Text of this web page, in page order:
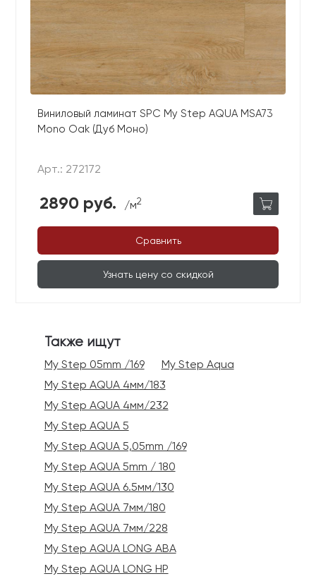
Виниловый ламинат SPC My Step AQUA MSA73
Mono Oak (Дуб Моно)
Арт.: 272172
2890 руб. /м2
Сравнить
Узнать цену со скидкой
Также ищут
My Step 05mm /169
My Step Aqua
My Step AQUA 4мм/183
My Step AQUA 4мм/232
My Step AQUA 5
My Step AQUA 5,05mm /169
My Step AQUA 5mm / 180
My Step AQUA 6.5мм/130
My Step AQUA 7мм/180
My Step AQUA 7мм/228
My Step AQUA LONG ABA
My Step AQUA LONG HP